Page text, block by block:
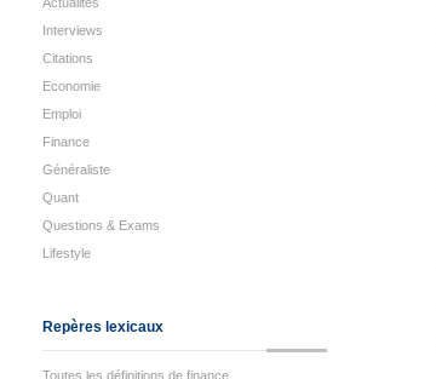
Interviews
Citations
Economie
Emploi
Finance
Généraliste
Quant
Questions & Exams
Lifestyle
Repères lexicaux
Toutes les définitions de finance